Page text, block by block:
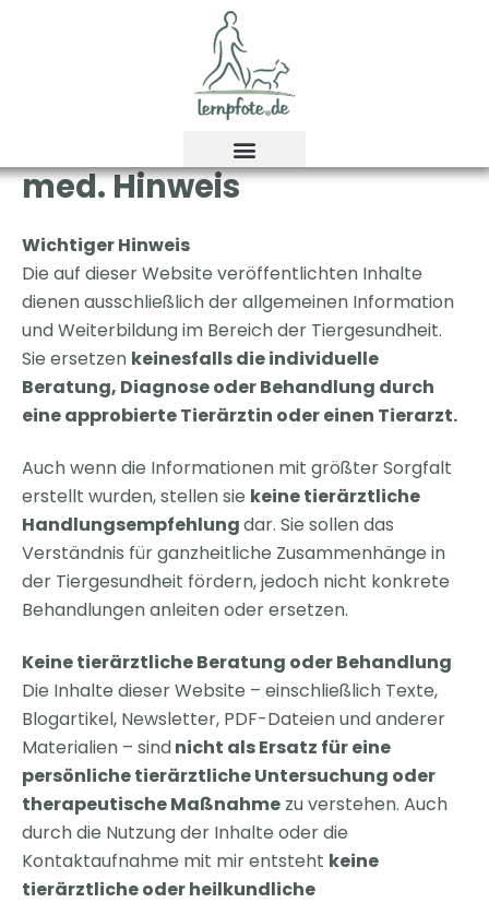
med. Hinweis
Wichtiger Hinweis
Die auf dieser Website veröffentlichten Inhalte
dienen ausschließlich der allgemeinen Information
und Weiterbildung im Bereich der Tiergesundheit.
Sie ersetzen keinesfalls die individuelle
Beratung, Diagnose oder Behandlung durch
eine approbierte Tierärztin oder einen Tierarzt.
Auch wenn die Informationen mit größter Sorgfalt
erstellt wurden, stellen sie keine tierärztliche
Handlungsempfehlungdar. Sie sollen das
Verständnis für ganzheitliche Zusammenhänge in
der Tiergesundheit fördern, jedoch nicht konkrete
Behandlungen anleiten oder ersetzen.
Keine tierärztliche Beratung oder Behandlung
Die Inhalte dieser Website – einschließlich Texte,
Blogartikel, Newsletter, PDF-Dateien und anderer
Materialien – sindnicht als Ersatz für eine
persönliche tierärztliche Untersuchung oder
therapeutische Maßnahme zu verstehen. Auch
durch die Nutzung der Inhalte oder die
Kontaktaufnahme mit mir entsteht keine
tierärztliche oder heilkundliche